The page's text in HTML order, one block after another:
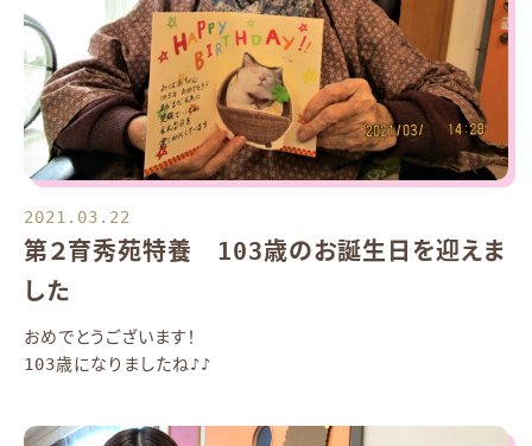
2021.03.22
第２育秀苑特養 103歳のお誕生日を迎えま
した
おめでとうございます！
103歳になりましたね♪♪